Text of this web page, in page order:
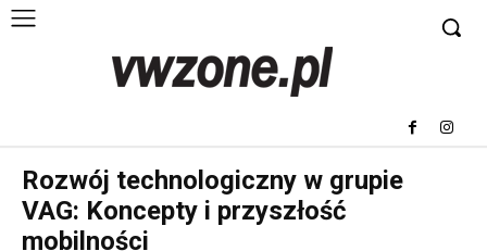
Rozwój technologiczny w grupie
VAG: Koncepty i przyszłość
mobilności